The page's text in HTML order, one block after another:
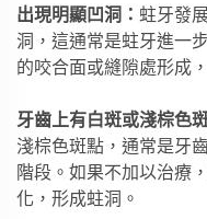
出現明顯凹洞： 蛀牙發
洞，這通常是蛀牙進一
的咬合面或縫隙處形成
牙齒上有白斑或淺棕色
淺棕色斑點，通常是牙
階段。如果不加以治療
化，形成蛀洞。